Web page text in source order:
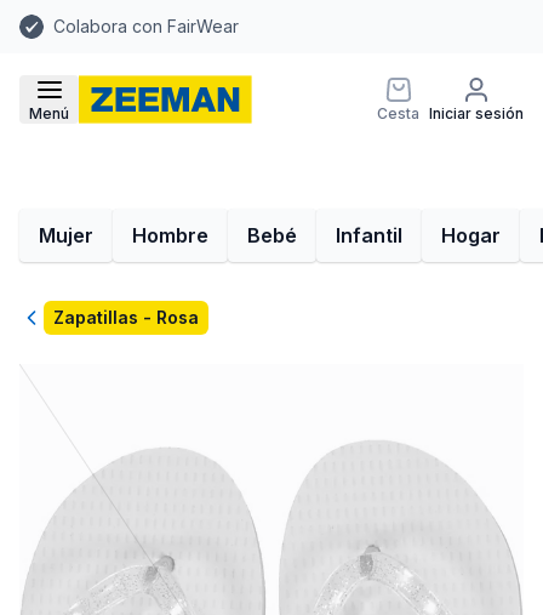
Colabora con FairWear
Menú Cesta Iniciar sesión
Mujer Hombre Bebé Infantil Hogar
VolverZapatillas - Rosa